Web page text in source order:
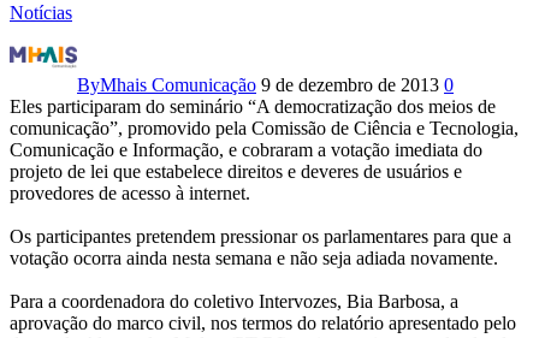
Notícias
Organizações
da
sociedade
civil
cobram
aprovação
do
ByMhais Comunicação 9 de dezembro de 2013 0
Eles participaram do seminário “A democratização dos meios de
comunicação”, promovido pela Comissão de Ciência e Tecnologia,
Comunicação e Informação, e cobraram a votação imediata do
projeto de lei que estabelece direitos e deveres de usuários e
provedores de acesso à internet.
Os participantes pretendem pressionar os parlamentares para que a
votação ocorra ainda nesta semana e não seja adiada novamente.
Para a coordenadora do coletivo Intervozes, Bia Barbosa, a
aprovação do marco civil, nos termos do relatório apresentado pelo